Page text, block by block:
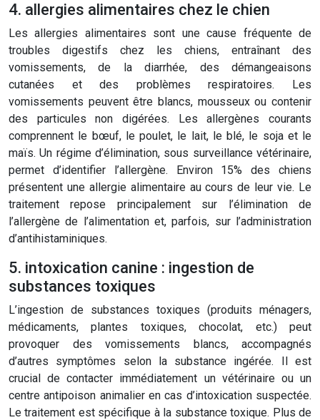
4. allergies alimentaires chez le chien
Les allergies alimentaires sont une cause fréquente de
troubles digestifs chez les chiens, entraînant des
vomissements, de la diarrhée, des démangeaisons
cutanées et des problèmes respiratoires. Les
vomissements peuvent être blancs, mousseux ou contenir
des particules non digérées. Les allergènes courants
comprennent le bœuf, le poulet, le lait, le blé, le soja et le
maïs. Un régime d’élimination, sous surveillance vétérinaire,
permet d’identifier l’allergène. Environ 15% des chiens
présentent une allergie alimentaire au cours de leur vie. Le
traitement repose principalement sur l’élimination de
l’allergène de l’alimentation et, parfois, sur l’administration
d’antihistaminiques.
5. intoxication canine : ingestion de
substances toxiques
L’ingestion de substances toxiques (produits ménagers,
médicaments, plantes toxiques, chocolat, etc.) peut
provoquer des vomissements blancs, accompagnés
d’autres symptômes selon la substance ingérée. Il est
crucial de contacter immédiatement un vétérinaire ou un
centre antipoison animalier en cas d’intoxication suspectée.
Le traitement est spécifique à la substance toxique. Plus de